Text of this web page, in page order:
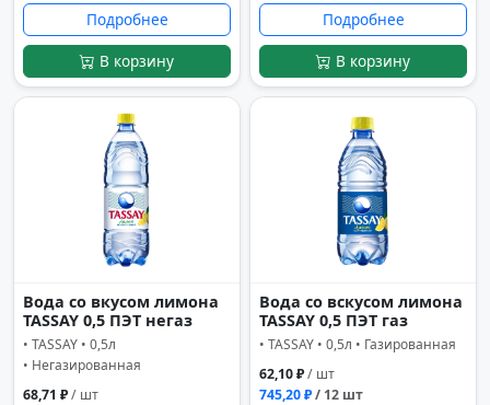
Подробнее
В корзину
Подробнее
В корзину
Вода со вкусом лимона
TASSAY 0,5 ПЭТ негаз
• TASSAY • 0,5л
• Негазированная
68,71 ₽/ шт
Вода со вскусом лимона
TASSAY 0,5 ПЭТ газ
• TASSAY • 0,5л • Газированная
62,10 ₽/ шт
745,20 ₽/ 12 шт